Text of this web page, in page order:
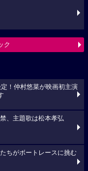
ク
定！仲村悠菜が映画初主演
、主題歌は松本孝弘
ちがボートレースに挑む